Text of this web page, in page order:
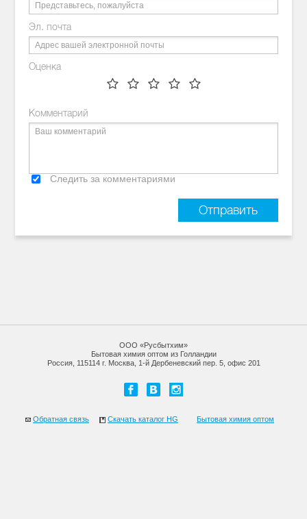
Эл. почта
Оценка
Комментарий
Следить за комментариями
ООО «Русбытхим»
Бытовая химия оптом из Голландии
Россия, 115114 г. Москва, 1-й Дербеневский пер. 5, офис 201
Обратная связь Скачать каталог HG Бытовая химия оптом